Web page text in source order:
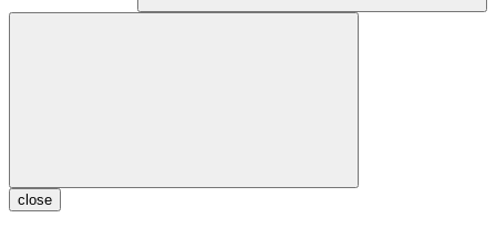
close